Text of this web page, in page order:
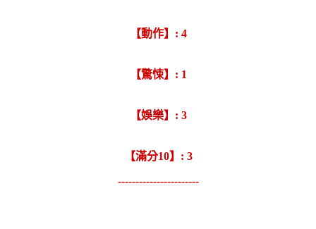
【動作】: 4
【驚悚】: 1
【娛樂】: 3
【滿分10】: 3
-----------------------